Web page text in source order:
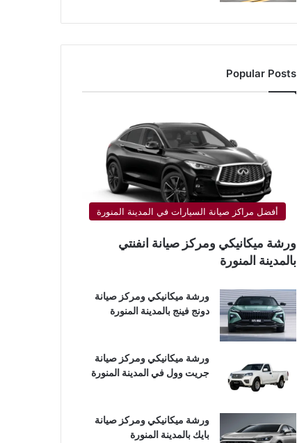
Popular Posts
أفضل مراكز صيانة السيارات في المدينة المنورة
ورشة ميكانيكي ومركز صيانة انفنتي
بالمدينة المنورة
ورشة ميكانيكي ومركز صيانة
دونج فينج بالمدينة المنورة
ورشة ميكانيكي ومركز صيانة
جريت وول في المدينة المنورة
ورشة ميكانيكي ومركز صيانة
بايك بالمدينة المنورة